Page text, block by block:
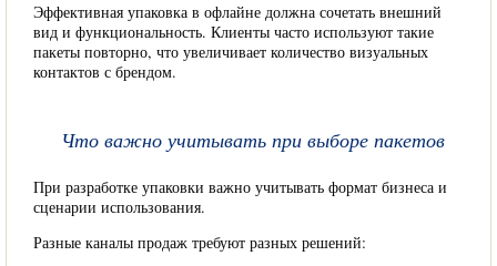
Эффективная упаковка в офлайне должна сочетать внешний
вид и функциональность. Клиенты часто используют такие
пакеты повторно, что увеличивает количество визуальных
контактов с брендом.
Что важно учитывать при выборе пакетов
При разработке упаковки важно учитывать формат бизнеса и
сценарии использования.
Разные каналы продаж требуют разных решений: